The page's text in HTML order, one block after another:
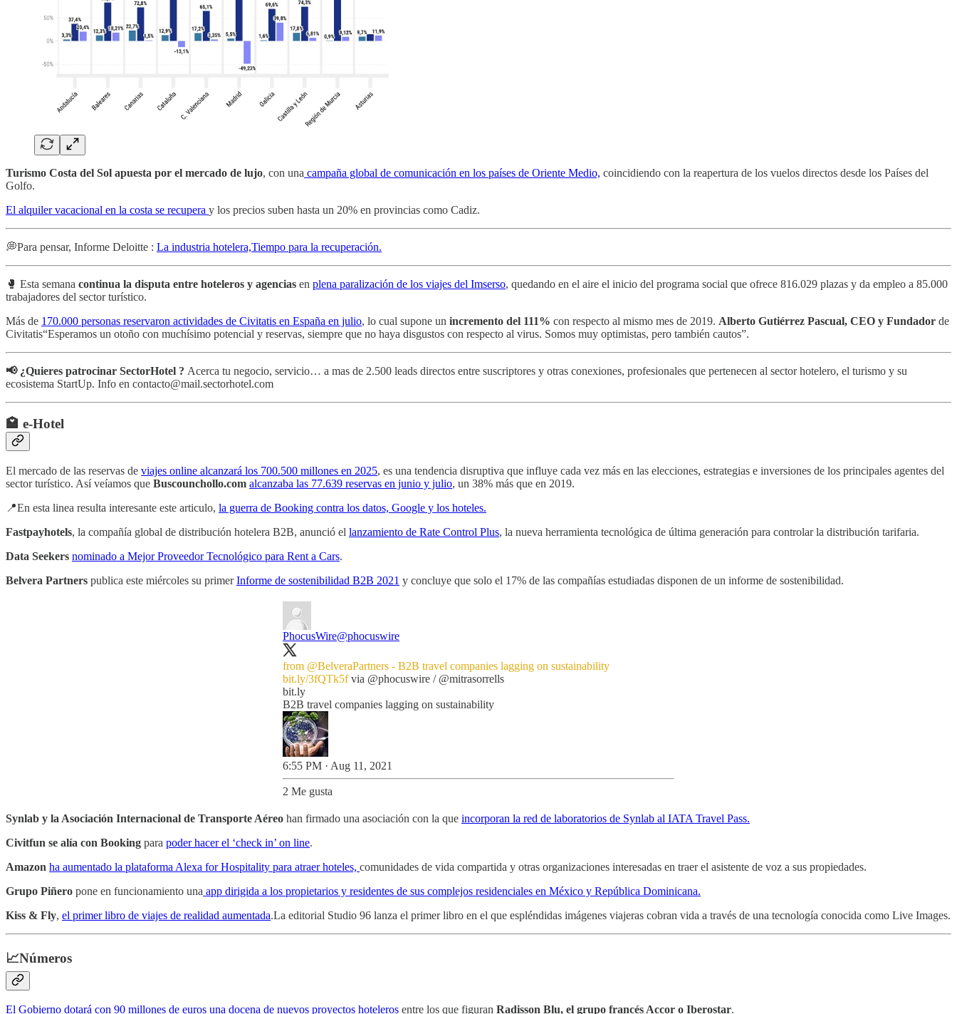
Turismo Costa del Sol apuesta por el mercado de lujo, con una campaña global de comunicación en los países de Oriente Medio, coincidiendo con la reapertura de los vuelos directos desde los Países del
Golfo.
El alquiler vacacional en la costa se recupera y los precios suben hasta un 20% en provincias como Cadiz.
💭Para pensar, Informe Deloitte : La industria hotelera,Tiempo para la recuperación.
🥊 Esta semana continua la disputa entre hoteleros y agencias en plena paralización de los viajes del Imserso, quedando en el aire el inicio del programa social que ofrece 816.029 plazas y da empleo a 85.000
trabajadores del sector turístico.
Más de 170.000 personas reservaron actividades de Civitatis en España en julio, lo cual supone un incremento del 111% con respecto al mismo mes de 2019. Alberto Gutiérrez Pascual, CEO y Fundador de
Civitatis“Esperamos un otoño con muchísimo potencial y reservas, siempre que no haya disgustos con respecto al virus. Somos muy optimistas, pero también cautos”.
📢 ¿Quieres patrocinar SectorHotel ? Acerca tu negocio, servicio… a mas de 2.500 leads directos entre suscriptores y otras conexiones, profesionales que pertenecen al sector hotelero, el turismo y su
ecosistema StartUp. Info en contacto@mail.sectorhotel.com
🏩 e-Hotel
El mercado de las reservas de viajes online alcanzará los 700.500 millones en 2025, es una tendencia disruptiva que influye cada vez más en las elecciones, estrategias e inversiones de los principales agentes del
sector turístico. Así veíamos que Buscounchollo.com alcanzaba las 77.639 reservas en junio y julio, un 38% más que en 2019.
📍En esta linea resulta interesante este articulo, la guerra de Booking contra los datos, Google y los hoteles.
Fastpayhotels, la compañía global de distribución hotelera B2B, anunció el lanzamiento de Rate Control Plus, la nueva herramienta tecnológica de última generación para controlar la distribución tarifaria.
Data Seekers nominado a Mejor Proveedor Tecnológico para Rent a Cars.
Belvera Partners publica este miércoles su primerInforme de sostenibilidad B2B 2021 y concluye que solo el 17% de las compañías estudiadas disponen de un informe de sostenibilidad.
PhocusWire@phocuswire
from @BelveraPartners - B2B travel companies lagging on sustainability
bit.ly/3fQTk5fvia @phocuswire / @mitrasorrells
bit.ly
B2B travel companies lagging on sustainability
6:55 PM · Aug 11, 2021
2 Me gusta
Synlab y la Asociación Internacional de Transporte Aéreo han firmado una asociación con la que incorporan la red de laboratorios de Synlab al IATA Travel Pass.
Civitfun se alía con Booking para poder hacer el ‘check in’ on line.
Amazon ha aumentado la plataforma Alexa for Hospitality para atraer hoteles, comunidades de vida compartida y otras organizaciones interesadas en traer el asistente de voz a sus propiedades.
Grupo Piñero pone en funcionamiento una app dirigida a los propietarios y residentes de sus complejos residenciales en México y República Dominicana.
Kiss & Fly, el primer libro de viajes de realidad aumentada.La editorial Studio 96 lanza el primer libro en el que espléndidas imágenes viajeras cobran vida a través de una tecnología conocida como Live Images.
📈Números
El Gobierno dotará con 90 millones de euros una docena de nuevos proyectos hoteleros entre los que figuran Radisson Blu, el grupo francés Accor o Iberostar.